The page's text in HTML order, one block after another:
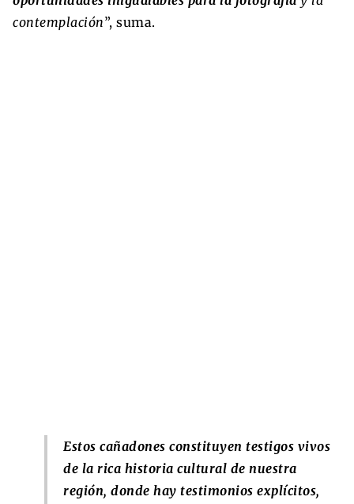
contemplación”, suma.
Estos cañadones constituyen testigos vivos
de la rica historia cultural de nuestra
región, donde hay testimonios explícitos,